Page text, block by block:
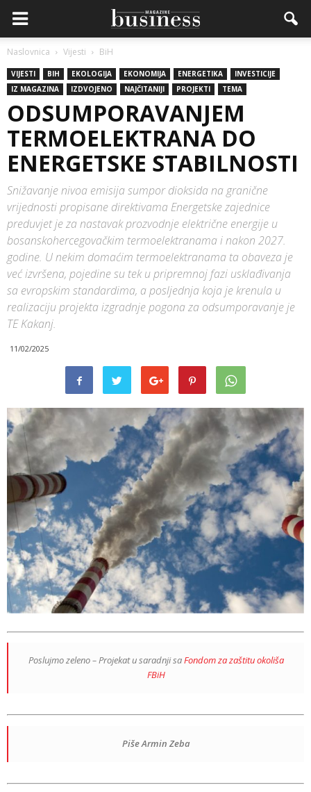
Naslovnica Vijesti BiH
VIJESTI BIH EKOLOGIJA EKONOMIJA ENERGETIKA
INVESTICIJE
IZ MAGAZINA
IZDVOJENO NAJČITANIJI PROJEKTI TEMA
ODSUMPORAVANJEM
TERMOELEKTRANA DO
ENERGETSKE STABILNOSTI
Snižavanje nivoa emisija sumpor dioksida na granične
vrijednosti propisane direktivama Energetske zajednice
preduvjet je za nastavak prozvodnje električne energije u
bosanskohercegovačkim termoelektranama i nakon 2027.
godine. U nekim domaćim termoelektranama ta obaveza je
već izvršena, pojedine su tek u pripremnoj fazi usklađivanja
sa evropskim standardima, a posljednja koja je krenula u
realizaciju projekta izgradnje pogona za odsumporavanje je
TE Kakanj.
11/02/2025
Poslujmo zeleno – Projekat u saradnji saFondom za zaštitu okoliša
FBiH
Piše Armin Zeba